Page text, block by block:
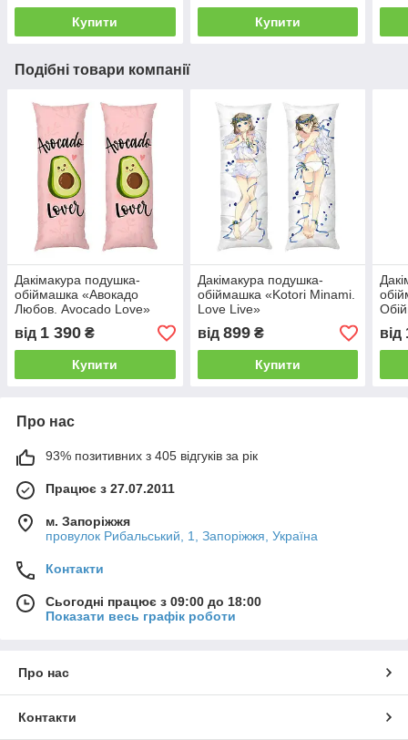
Купити Купити
Подібні товари компанії
Дакімакура подушка-
обіймашка «Авокадо
Любов. Avocado Love»
від 1 390 ₴
Купити
Дакімакура подушка-
обіймашка «Kotori Minami.
Love Live»
від 899₴
Купити
від
Про нас
93% позитивних з 405 відгуків за рік
Працює з 27.07.2011
м. Запоріжжя
провулок Рибальський, 1, Запоріжжя, Україна
Контакти
Сьогодні працює з 09:00 до 18:00
Показати весь графік роботи
Про нас
Контакти